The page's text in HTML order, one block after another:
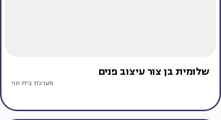
שלומית בן צור עיצוב פנים
מערכת בית ונוי